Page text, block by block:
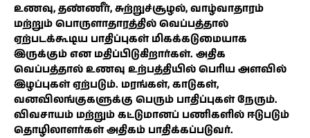
உணவு, தண்ணீர், சுற்றுச்சூழல், வாழ்வாதாரம்
மற்றும் பொருளாதாரத்தில் வெப்பத்தால்
ஏற்படக்கூடிய பாதிப்புகள் மிகக்கடுமையாக
இருக்கும் என மதிப்பிடுகிறார்கள். அதிக
வெப்பத்தால் உணவு உற்பத்தியில் பெரிய அளவில்
இழப்புகள் ஏற்படும். மரங்கள், காடுகள்,
வனவிலங்குகளுக்கு பெரும் பாதிப்புகள் நேரும்.
விவசாயம் மற்றும் கட்டுமானப் பணிகளில் ஈடுபடும்
தொழிலாளர்கள் அதிகம் பாதிக்கப்படுவர்.